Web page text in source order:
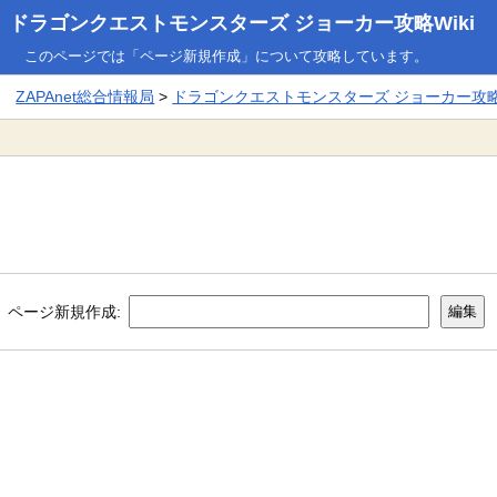
ドラゴンクエストモンスターズ ジョーカー攻略Wiki
このページでは「ページ新規作成」について攻略しています。
ZAPAnet総合情報局 > ドラゴンクエストモンスターズ ジョーカー攻
ページ新規作成: